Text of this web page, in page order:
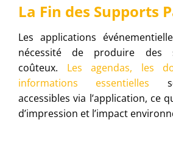
La Fin des Supports
Les applications
nécessité de produire des
coûteux. Les agendas, les
informations essentielles
accessibles via l’application, ce
d’impression et l’impact